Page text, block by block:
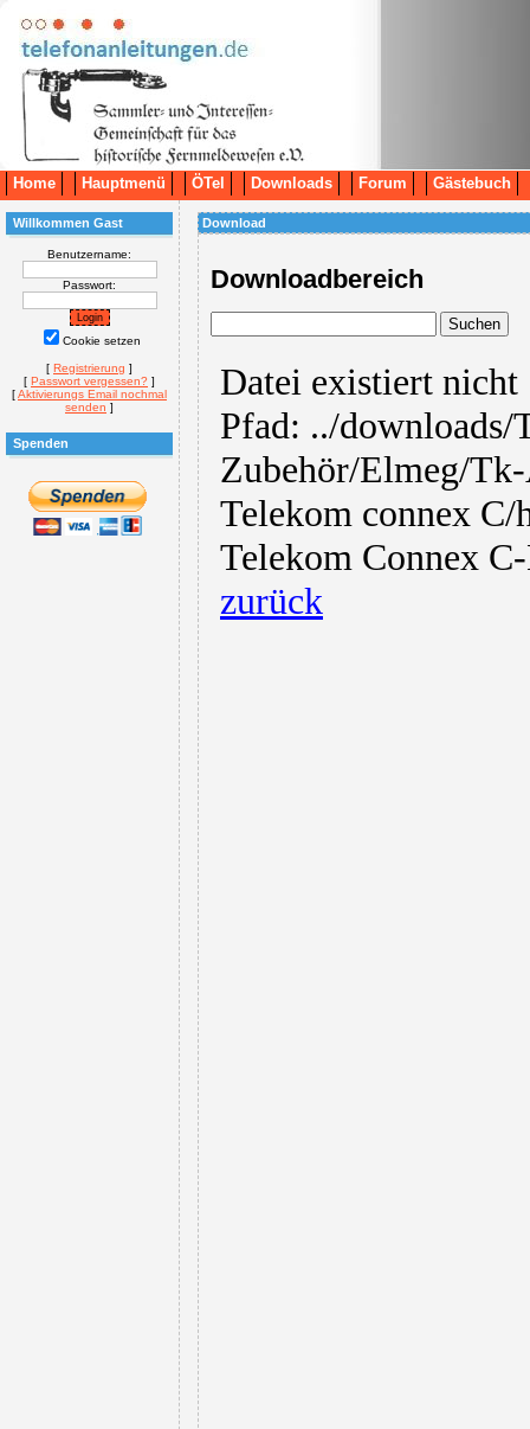
Home Hauptmenü ÖTel Downloads Forum Gästebuch
Willkommen Gast
Benutzername:
Passwort:
Cookie setzen
[ Registrierung ]
[ Passwort vergessen? ]
[Aktivierungs Email nochmal
senden ]
Spenden
Download
Downloadbereich